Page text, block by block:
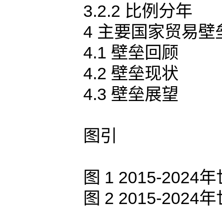
3.2.2 比例分年
4 主要国家贸易壁
4.1 壁垒回顾
4.2 壁垒现状
4.3 壁垒展望
图引
图 1 2015-2024
图 2 2015-2024